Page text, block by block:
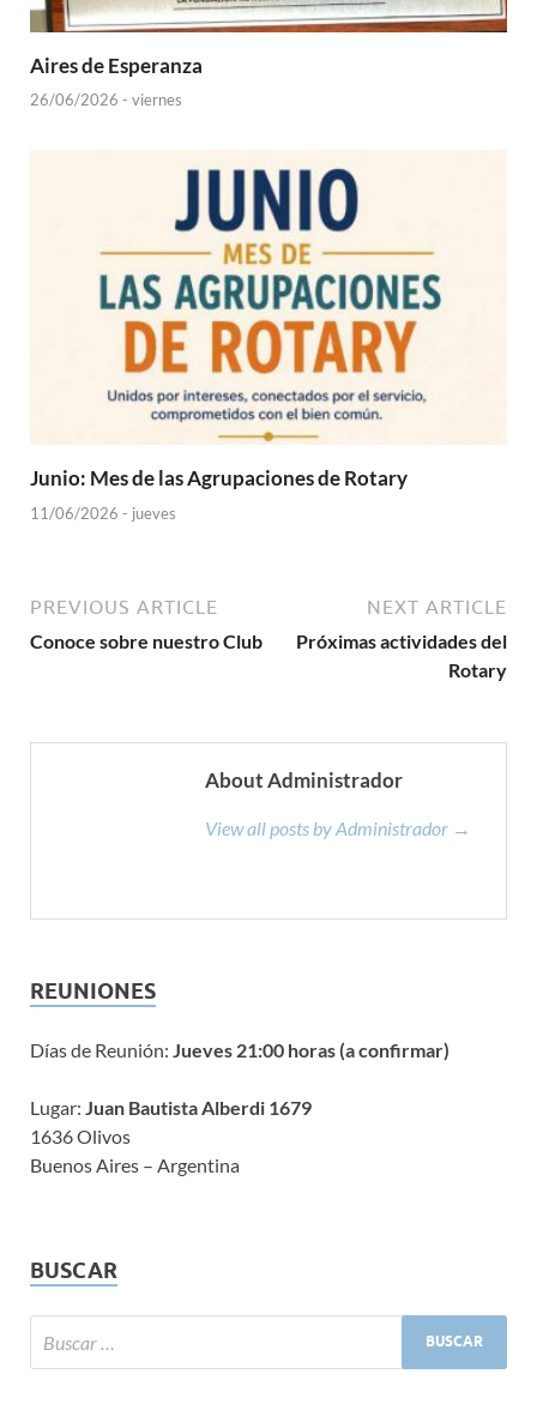
Aires de Esperanza
26/06/2026 - viernes
Junio: Mes de las Agrupaciones de Rotary
11/06/2026 - jueves
PREVIOUS ARTICLE
Conoce sobre nuestro Club
NEXT ARTICLE
Próximas actividades del
Rotary
About Administrador
View all posts by Administrador →
REUNIONES
Días de Reunión: Jueves 21:00 horas (a confirmar)
Lugar: Juan Bautista Alberdi 1679
1636 Olivos
Buenos Aires – Argentina
BUSCAR